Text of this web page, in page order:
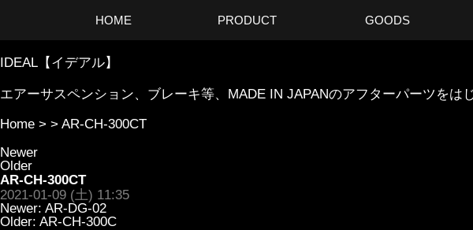
HOME PRODUCT GOODS
IDEAL【イデアル】
エアーサスペンション、ブレーキ等、MADE IN JAPANのアフターパーツを
Home > > AR-CH-300CT
Newer
Older
AR-CH-300CT
2021-01-09 (土) 11:35
Newer: AR-DG-02
Older: AR-CH-300C